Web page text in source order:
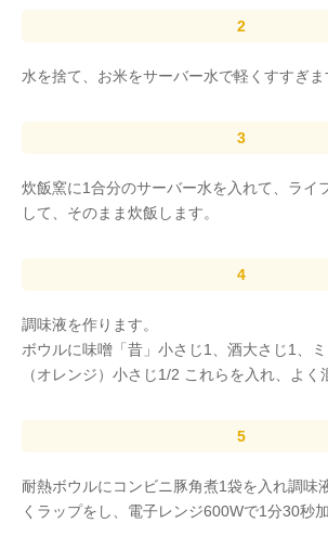
水を捨て、お米をサーバー水で軽くすすぎま
炊飯窯に1合分のサーバー水を入れて、ライ
して、そのまま炊飯します。
調味液を作ります。
ボウルに味噌「昔」小さじ1、酒大さじ1、
（オレンジ）小さじ1/2 これらを入れ、よく
耐熱ボウルにコンビニ豚角煮1袋を入れ調味
くラップをし、電子レンジ600Wで1分30秒加